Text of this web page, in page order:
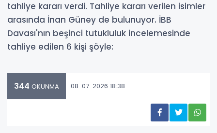
tahliye kararı verdi. Tahliye kararı verilen isimler
arasında İnan Güney de bulunuyor. İBB
Davası'nın beşinci tutukluluk incelemesinde
tahliye edilen 6 kişi şöyle:
344 OKUNMA 08-07-2026 18:38